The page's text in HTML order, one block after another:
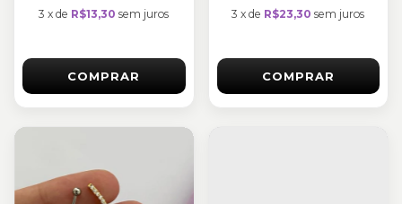
3 xde R$13,30 sem juros
COMPRAR
3 xde R$23,30 sem juros
COMPRAR